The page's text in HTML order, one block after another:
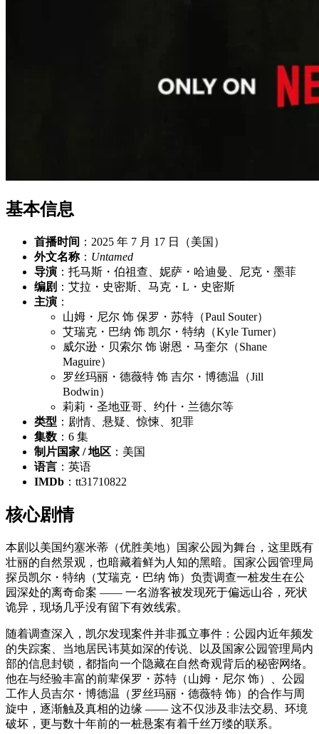
基本信息
首播时间 ：2025 年 7 月 17 日（美国）
外文名称： Untamed
导演 ：托马斯・伯祖查、妮萨・哈迪曼、尼克・墨菲
编剧 ：艾拉・史密斯、马克・L・史密斯
主演 ：
山姆・尼尔 饰 保罗・苏特（Paul Souter）
艾瑞克・巴纳 饰 凯尔・特纳（Kyle Turner）
威尔逊・贝索尔 饰 谢恩・马奎尔（Shane
Maguire）
罗丝玛丽・德薇特 饰 吉尔・博德温（Jill
Bodwin）
莉莉・圣地亚哥、约什・兰德尔等
类型 ：剧情、悬疑、惊悚、犯罪
集数 ：6 集
制片国家 / 地区 ：美国
语言 ：英语
IMDb ：tt31710822
核心剧情
本剧以美国约塞米蒂（优胜美地）国家公园为舞台，这里既有
壮丽的自然景观，也暗藏着鲜为人知的黑暗。国家公园管理局
探员凯尔・特纳（艾瑞克・巴纳 饰）负责调查一桩发生在公
园深处的离奇命案 —— 一名游客被发现死于偏远山谷，死状
诡异，现场几乎没有留下有效线索。
随着调查深入，凯尔发现案件并非孤立事件：公园内近年频发
的失踪案、当地居民讳莫如深的传说、以及国家公园管理局内
部的信息封锁，都指向一个隐藏在自然奇观背后的秘密网络。
他在与经验丰富的前辈保罗・苏特（山姆・尼尔 饰）、公园
工作人员吉尔・博德温（罗丝玛丽・德薇特 饰）的合作与周
旋中，逐渐触及真相的边缘 —— 这不仅涉及非法交易、环境
破坏，更与数十年前的一桩悬案有着千丝万缕的联系。